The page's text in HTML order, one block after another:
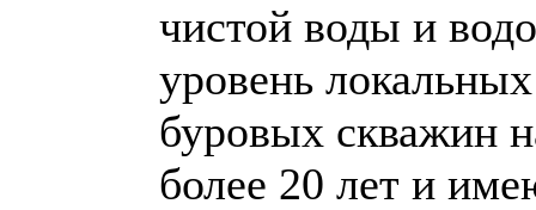
чистой воды и
уровень
буровых скважин
более 20 лет и